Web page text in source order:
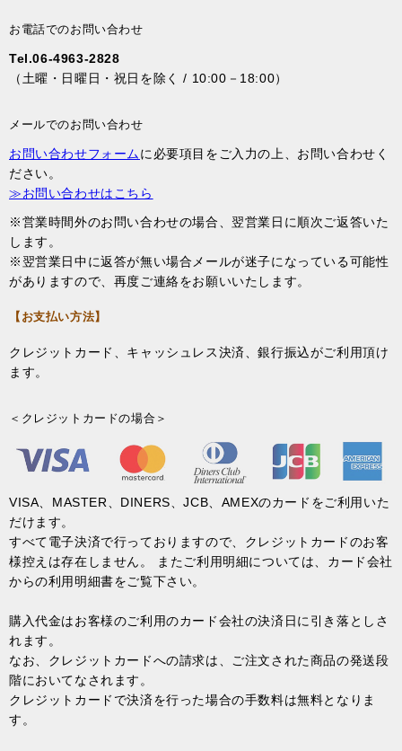
お電話でのお問い合わせ
Tel.06-4963-2828
（土曜・日曜日・祝日を除く / 10:00－18:00）
メールでのお問い合わせ
お問い合わせフォームに必要項目をご入力の上、お問い合わせく
ださい。
≫お問い合わせはこちら
※営業時間外のお問い合わせの場合、翌営業日に順次ご返答いた
します。
※翌営業日中に返答が無い場合メールが迷子になっている可能性
がありますので、再度ご連絡をお願いいたします。
【お支払い方法】
クレジットカード、キャッシュレス決済、銀行振込がご利用頂け
ます。
＜クレジットカードの場合＞
VISA、MASTER、DINERS、JCB、AMEXのカードをご利用いた
だけます。
すべて電子決済で行っておりますので、クレジットカードのお客
様控えは存在しません。 またご利用明細については、カード会社
からの利用明細書をご覧下さい。
購入代金はお客様のご利用のカード会社の決済日に引き落としさ
れます。
なお、クレジットカードへの請求は、ご注文された商品の発送段
階においてなされます。
クレジットカードで決済を行った場合の手数料は無料となりま
す。